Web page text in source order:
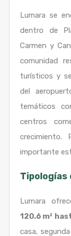
Lumara se
dentro de
Carmen y
comunidad
turísticos y
del
temáticos
centros
importante
Tipologías
Lumara
120.6 m²
casa,